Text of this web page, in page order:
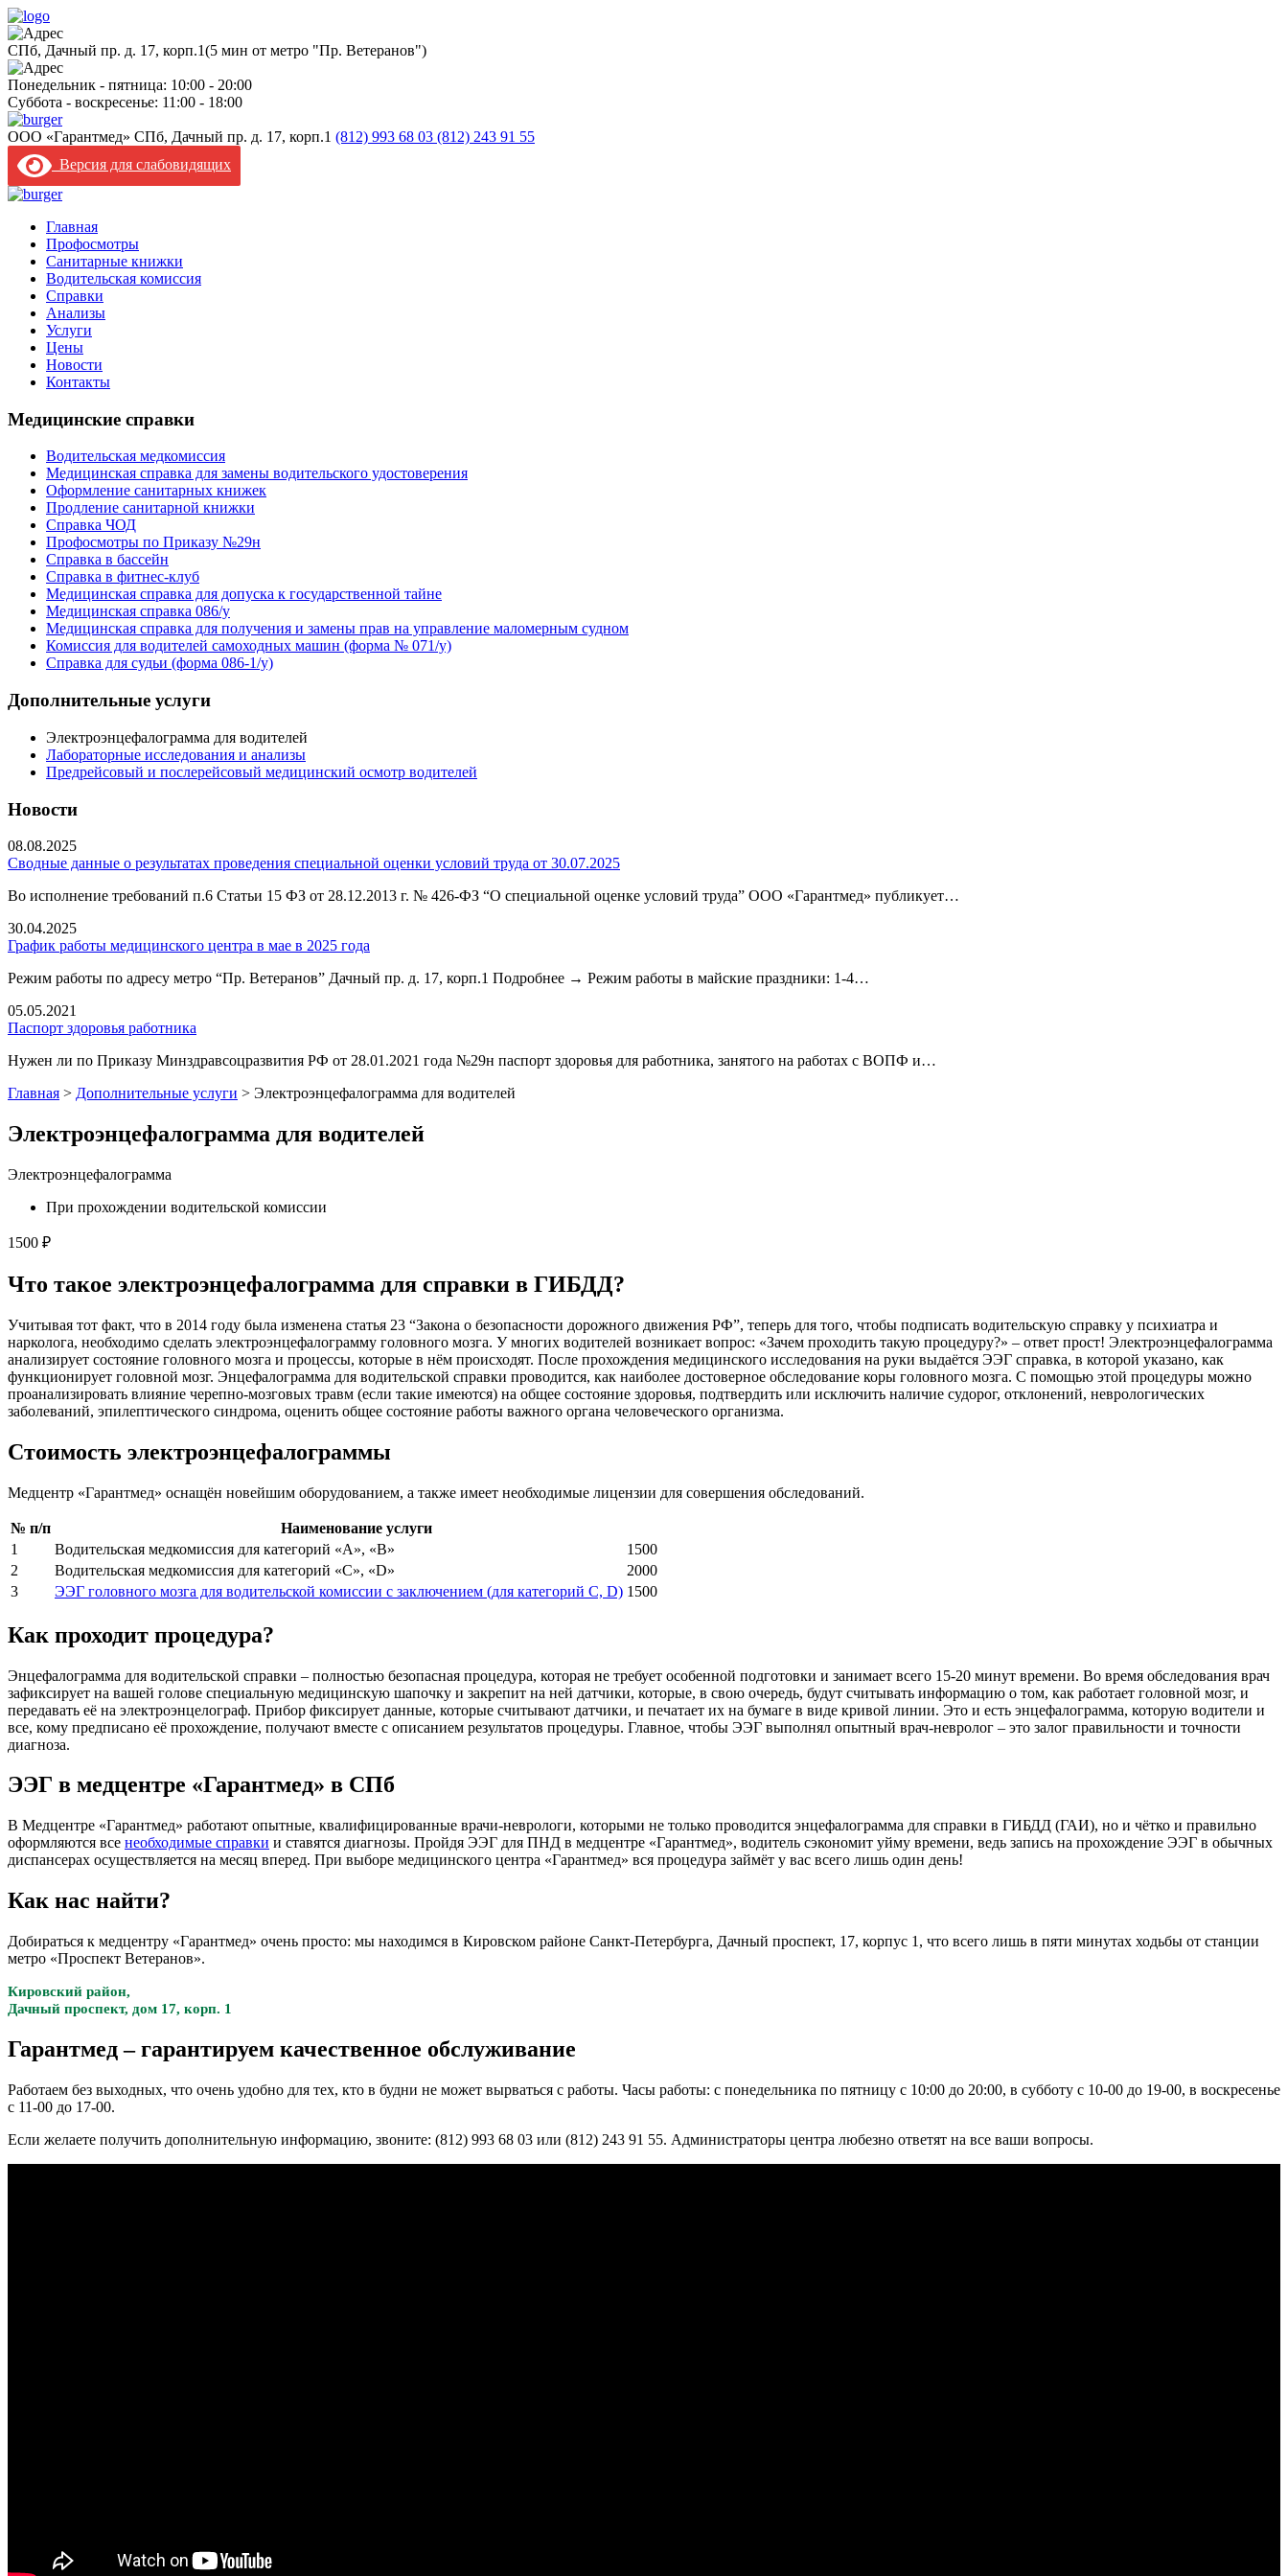
CПб, Дачный пр. д. 17, корп.1(5 мин от метро "Пр. Ветеранов")
Понедельник - пятница: 10:00 - 20:00
Суббота - воскресенье: 11:00 - 18:00
ООО «Гарантмед» CПб, Дачный пр. д. 17, корп.1 (812) 993 68 03 (812) 243 91 55
Версия для слабовидящих
Главная
Профосмотры
Санитарные книжки
Водительская комиссия
Справки
Анализы
Услуги
Цены
Новости
Контакты
Медицинские справки
Водительская медкомиссия
Медицинская справка для замены водительского удостоверения
Оформление санитарных книжек
Продление санитарной книжки
Справка ЧОД
Профосмотры по Приказу №29н
Справка в бассейн
Справка в фитнес-клуб
Медицинская справка для допуска к государственной тайне
Медицинская справка 086/у
Медицинская справка для получения и замены прав на управление маломерным судном
Комиссия для водителей самоходных машин (форма № 071/у)
Справка для судьи (форма 086-1/у)
Дополнительные услуги
Электроэнцефалограмма для водителей
Лабораторные исследования и анализы
Предрейсовый и послерейсовый медицинский осмотр водителей
Новости
08.08.2025
Сводные данные о результатах проведения специальной оценки условий труда от 30.07.2025
Во исполнение требований п.6 Статьи 15 ФЗ от 28.12.2013 г. № 426-ФЗ “О специальной оценке условий труда” ООО «Гарантмед» публикует…
30.04.2025
График работы медицинского центра в мае в 2025 года
Режим работы по адресу метро “Пр. Ветеранов” Дачный пр. д. 17, корп.1 Подробнее → Режим работы в майские праздники: 1-4…
05.05.2021
Паспорт здоровья работника
Нужен ли по Приказу Минздравсоцразвития РФ от 28.01.2021 года №29н паспорт здоровья для работника, занятого на работах с ВОПФ и…
Главная > Дополнительные услуги > Электроэнцефалограмма для водителей
Электроэнцефалограмма для водителей
Электроэнцефалограмма
При прохождении водительской комиссии
1500 ₽
Что такое электроэнцефалограмма для справки в ГИБДД?
Учитывая тот факт, что в 2014 году была изменена статья 23 “Закона о безопасности дорожного движения РФ”, теперь для того, чтобы подписать водительскую справку у психиатра и
нарколога, необходимо сделать электроэнцефалограмму головного мозга. У многих водителей возникает вопрос: «Зачем проходить такую процедуру?» – ответ прост! Электроэнцефалограмма
анализирует состояние головного мозга и процессы, которые в нём происходят. После прохождения медицинского исследования на руки выдаётся ЭЭГ справка, в которой указано, как
функционирует головной мозг. Энцефалограмма для водительской справки проводится, как наиболее достоверное обследование коры головного мозга. С помощью этой процедуры можно
проанализировать влияние черепно-мозговых травм (если такие имеются) на общее состояние здоровья, подтвердить или исключить наличие судорог, отклонений, неврологических
заболеваний, эпилептического синдрома, оценить общее состояние работы важного органа человеческого организма.
Стоимость электроэнцефалограммы
Медцентр «Гарантмед» оснащён новейшим оборудованием, а также имеет необходимые лицензии для совершения обследований.
№ п/п
Наименование услуги
1
Водительская медкомиссия для категорий «А», «В»
1500
2
Водительская медкомиссия для категорий «C», «D»
2000
3
ЭЭГ головного мозга для водительской комиссии с заключением (для категорий С, D) 1500
Как проходит процедура?
Энцефалограмма для водительской справки – полностью безопасная процедура, которая не требует особенной подготовки и занимает всего 15-20 минут времени. Во время обследования врач
зафиксирует на вашей голове специальную медицинскую шапочку и закрепит на ней датчики, которые, в свою очередь, будут считывать информацию о том, как работает головной мозг, и
передавать её на электроэнцелограф. Прибор фиксирует данные, которые считывают датчики, и печатает их на бумаге в виде кривой линии. Это и есть энцефалограмма, которую водители и
все, кому предписано её прохождение, получают вместе с описанием результатов процедуры. Главное, чтобы ЭЭГ выполнял опытный врач-невролог – это залог правильности и точности
диагноза.
ЭЭГ в медцентре «Гарантмед» в СПб
В Медцентре «Гарантмед» работают опытные, квалифицированные врачи-неврологи, которыми не только проводится энцефалограмма для справки в ГИБДД (ГАИ), но и чётко и правильно
оформляются все необходимые справки и ставятся диагнозы. Пройдя ЭЭГ для ПНД в медцентре «Гарантмед», водитель сэкономит уйму времени, ведь запись на прохождение ЭЭГ в обычных
диспансерах осуществляется на месяц вперед. При выборе медицинского центра «Гарантмед» вся процедура займёт у вас всего лишь один день!
Как нас найти?
Добираться к медцентру «Гарантмед» очень просто: мы находимся в Кировском районе Санкт-Петербурга, Дачный проспект, 17, корпус 1, что всего лишь в пяти минутах ходьбы от станции
метро «Проспект Ветеранов».
Кировский район,
Дачный проспект, дом 17, корп. 1
Гарантмед – гарантируем качественное обслуживание
Работаем без выходных, что очень удобно для тех, кто в будни не может вырваться с работы. Часы работы: с понедельника по пятницу с 10:00 до 20:00, в субботу с 10-00 до 19-00, в воскресенье
с 11-00 до 17-00.
Если желаете получить дополнительную информацию, звоните: (812) 993 68 03 или (812) 243 91 55. Администраторы центра любезно ответят на все ваши вопросы.